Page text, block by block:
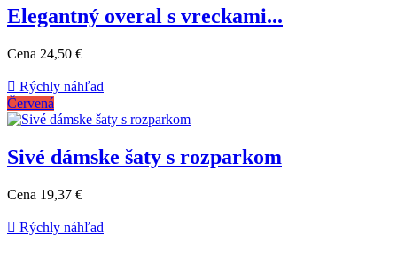
Elegantný overal s vreckami...
Cena 24,50 €
 Rýchly náhľad
Červená
Sivé dámske šaty s rozparkom
Cena 19,37 €
 Rýchly náhľad